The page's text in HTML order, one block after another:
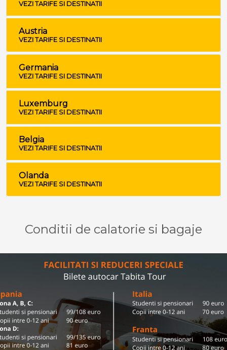
VEZI TARIFE SI DESTINATII
Austria
VEZI TARIFE SI DESTINATII
Germania
VEZI TARIFE SI DESTINATII
Luxemburg
VEZI TARIFE SI DESTINATII
Belgia
VEZI TARIFE SI DESTINATII
Olanda
VEZI TARIFE SI DESTINATII
Conditii de calatorie si bagaje